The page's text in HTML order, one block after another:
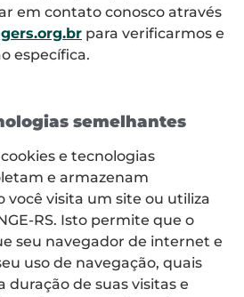
em contato conosco através
para verificarmos e
específica.
semelhantes
cookies e tecnologias
e armazenam
você visita um site ou utiliza
RS. Isto permite que o
seu navegador de internet e
uso de navegação, quais
duração de suas visitas e